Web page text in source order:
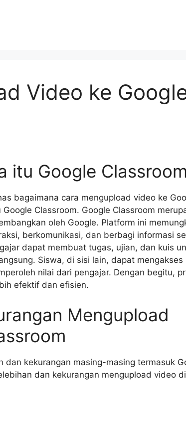
Video ke
itu Google
bagaimana cara mengupload video ke
Classroom. Google Classroom
oleh Google. Platform ini
berkomunikasi, dan berbagi informasi
dapat membuat tugas, ujian, dan kuis
Siswa, di sisi lain, dapat mengakses
nilai dari pengajar. Dengan begitu,
efektif dan efisien.
Mengupload
dan kekurangan masing-masing termasuk
dan kekurangan mengupload video di